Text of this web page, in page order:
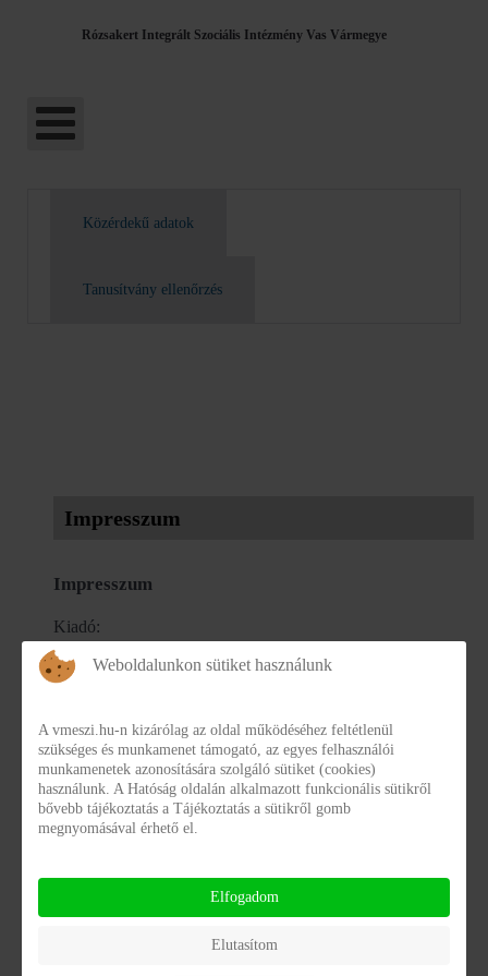
Rózsakert Integrált Szociális Intézmény Vas Vármegye
Közérdekű adatok
Tanusítvány ellenőrzés
Impresszum
Impresszum
Kiadó:
RÓZSAKERT INTEGRÁLT SZOCIÁLIS INTÉZMÉNY
Szerkeszti:
RÓZSAKERT INTEGRÁLT SZOCIÁLIS INTÉZMÉNY
Weboldalunkon sütiket használunk
A vmeszi.hu-n kizárólag az oldal működéséhez feltétlenül
szükséges és munkamenet támogató, az egyes felhasználói
munkamenetek azonosítására szolgáló sütiket (cookies)
használunk. A Hatóság oldalán alkalmazott funkcionális sütikről
bővebb tájékoztatás a Tájékoztatás a sütikről gomb
megnyomásával érhető el.
Elfogadom
Elutasítom